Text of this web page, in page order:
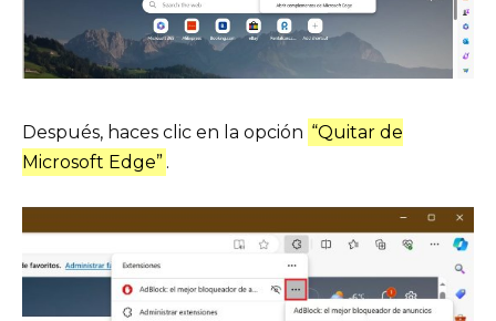
Después, haces clic en la opción “Quitar de
Microsoft Edge” .